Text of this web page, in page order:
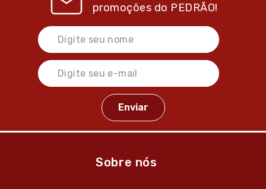
promoções do PEDRÃO!
Sobre nós